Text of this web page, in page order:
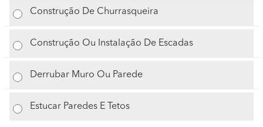
Construção De Churrasqueira
Construção Ou Instalação De Escadas
Derrubar Muro Ou Parede
Estucar Paredes E Tetos